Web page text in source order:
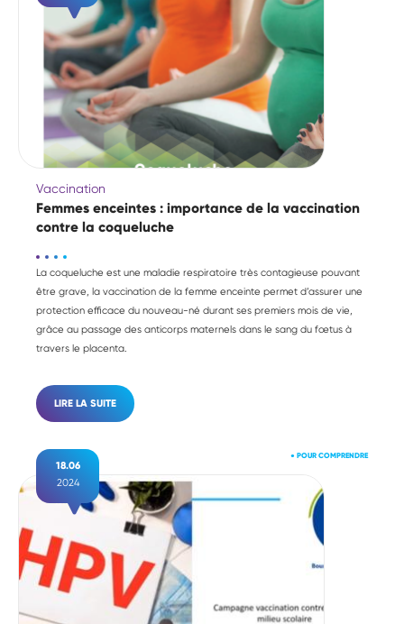
Vaccination
Femmes enceintes : importance de la vaccination
contre la coqueluche
La coqueluche est une maladie respiratoire très contagieuse pouvant
être grave, la vaccination de la femme enceinte permet d’assurer une
protection efficace du nouveau-né durant ses premiers mois de vie,
grâce au passage des anticorps maternels dans le sang du fœtus à
travers le placenta.
LIRE LA SUITE
18.06
2024
● POUR COMPRENDRE